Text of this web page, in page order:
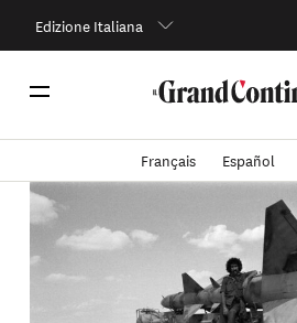
Edizione Italiana
Français Español